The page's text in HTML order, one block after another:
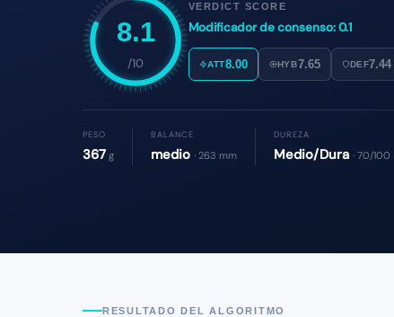
8.1
/10
VERDICT SCORE
Modificador de consenso: 0.1
ATT8.00 HYB7.65 DEF7.44
PESO
367 g
BALANCE
medio · 263 mm
DUREZA
Medio/Dura · 70/100
RESULTADO DEL ALGORITMO